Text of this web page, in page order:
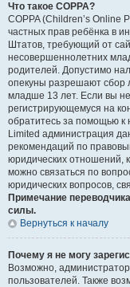
Что такое COPPA?
COPPA (Children’s Online
частных прав ребёнка в
Штатов, требующий от
несовершеннолетних
родителей. Допустимо
опекуны разрешают сбор
младше 13 лет. Если вы
регистрирующемуся на
обратитесь за помощью к
Limited администрация
рекомендаций по
юридических отношений,
можно связаться по
юридических вопросов,
Примечание
силы.
Вернуться к началу
Почему я не могу
Возможно,
пользователей. Также